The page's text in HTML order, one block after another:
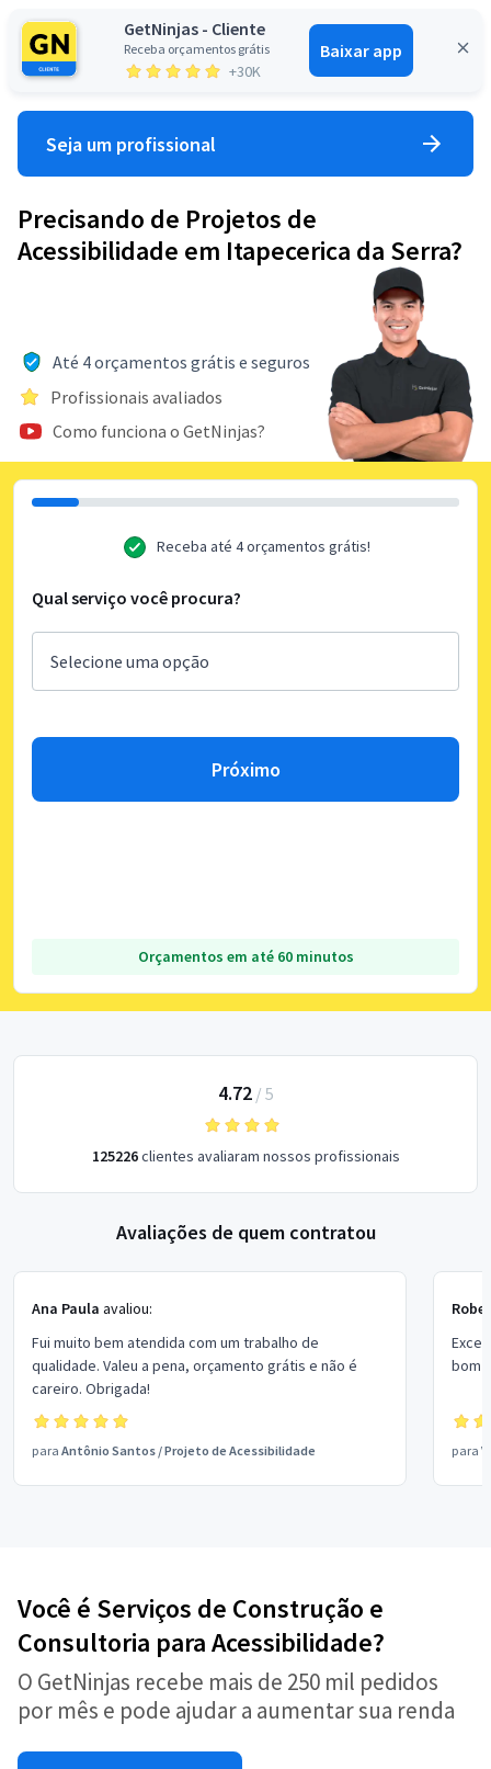
GetNinjas - Cliente
Receba orçamentos grátis
+30K
Baixar app
Entrar
Seja um profissional
Precisando de Projetos de
Acessibilidade em Itapecerica da Serra?
Até 4 orçamentos grátis e seguros
Profissionais avaliados
Como funciona o GetNinjas?
Receba até 4 orçamentos grátis!
Qual serviço você procura?
Próximo
Orçamentos em até 60 minutos
4.72/ 5
125226clientes avaliaram nossos profissionais
Avaliações de quem contratou
Ana Paula avaliou:
Fui muito bem atendida com um trabalho de
qualidade. Valeu a pena, orçamento grátis e não é
careiro. Obrigada!
para Antônio Santos /Projeto de Acessibilidade
bom
para
Você é Serviços de Construção e
Consultoria para Acessibilidade?
O GetNinjas recebe mais de 250 mil pedidos
por mês e pode ajudar a aumentar sua renda